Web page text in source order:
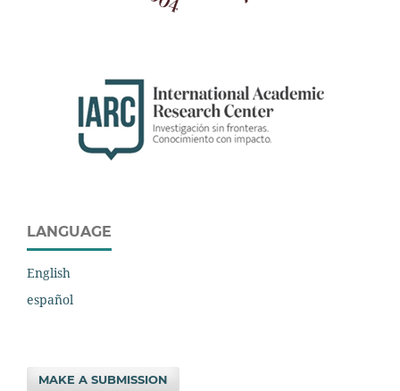
LANGUAGE
English
español
MAKE A SUBMISSION